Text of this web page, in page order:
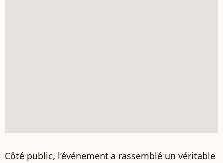
Côté public, l’événement a rassemblé un véritable